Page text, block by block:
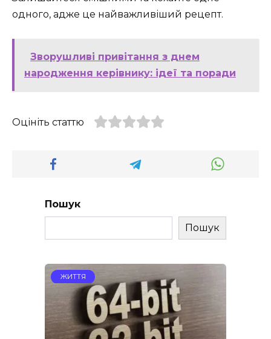
одного, адже це найважливіший рецепт.
Зворушливі привітання з днем
народження керівнику: ідеї та поради
Оцініть статтю
Пошук
Пошук
ЖИТТЯ